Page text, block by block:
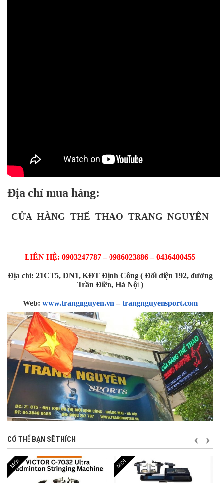
Địa chỉ mua hàng:
CỬA HÀNG THỂ THAO TRANG NGUYÊN
LIÊN HỆ: 0903247787 – 0986023886 – 0436400455
Địa chỉ: 21CT5, DN1, KĐT Định Công ( Đối diện 192, đường
Trần Điền, Hà Nội )
Web: www.trangnguyen.vn – trangnguyensport.com
CÓ THỂ BẠN SẼ THÍCH
MỚI MỚI